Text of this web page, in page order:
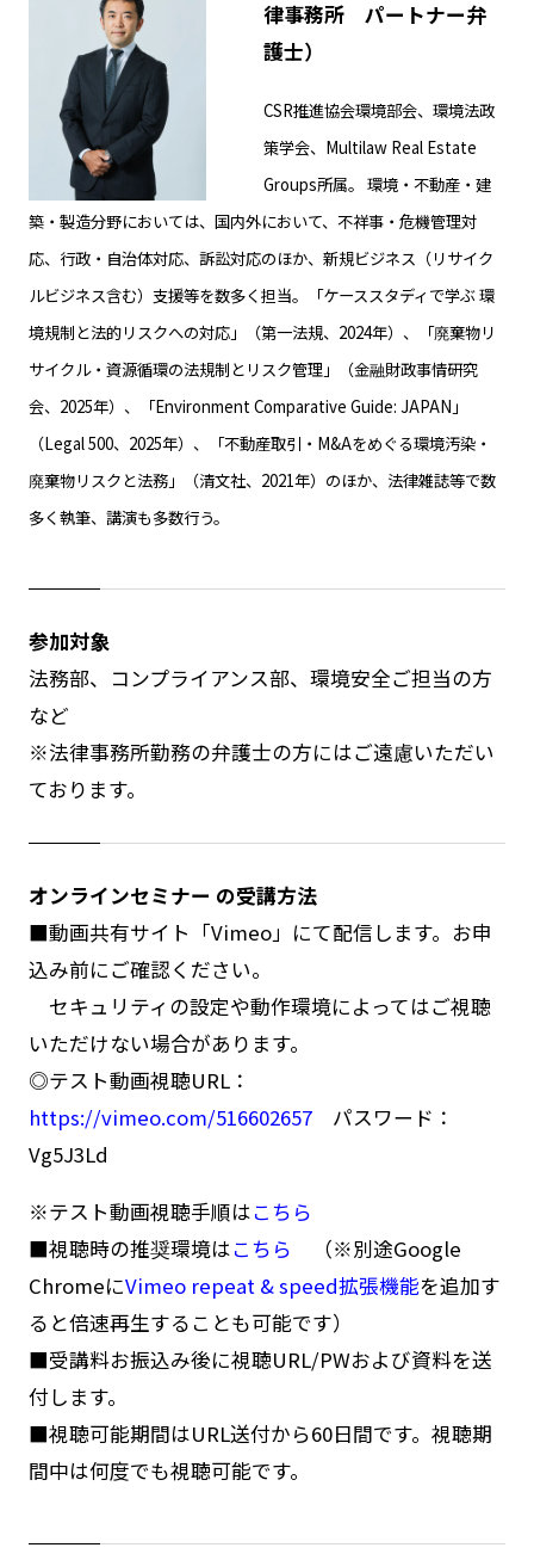
律事務所 パートナー弁
護士）
CSR推進協会環境部会、環境法政
策学会、Multilaw Real Estate
Groups所属。 環境・不動産・建
築・製造分野においては、国内外において、不祥事・危機管理対
応、行政・自治体対応、訴訟対応のほか、新規ビジネス（リサイク
ルビジネス含む）支援等を数多く担当。「ケーススタディで学ぶ 環
境規制と法的リスクへの対応」（第一法規、2024年）、「廃棄物リ
サイクル・資源循環の法規制とリスク管理」（金融財政事情研究
会、2025年）、「Environment Comparative Guide: JAPAN」
（Legal 500、2025年）、「不動産取引・M&Aをめぐる環境汚染・
廃棄物リスクと法務」（清文社、2021年）のほか、法律雑誌等で数
多く執筆、講演も多数行う。
参加対象
法務部、コンプライアンス部、環境安全ご担当の方
など
※法律事務所勤務の弁護士の方にはご遠慮いただい
ております。
オンラインセミナー の受講方法
■動画共有サイト「Vimeo」にて配信します。お申
込み前にご確認ください。
セキュリティの設定や動作環境によってはご視聴
いただけない場合があります。
◎テスト動画視聴URL：
https://vimeo.com/516602657パスワード：
Vg5J3Ld
※テスト動画視聴手順はこちら
■視聴時の推奨環境はこちら
（※別途Google
ChromeにVimeo repeat & speed拡張機能を追加す
ると倍速再生することも可能です）
■受講料お振込み後に視聴URL/PWおよび資料を送
付します。
■視聴可能期間はURL送付から60日間です。視聴期
間中は何度でも視聴可能です。